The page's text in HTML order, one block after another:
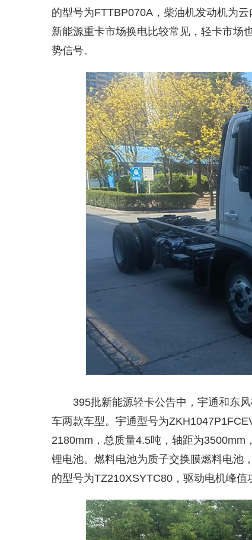
的型号为FTTBP070A，柴油机发动机为
新能源重卡市场换电比较常见，轻卡市场
势信号。
395批新能源轻卡公告中，宇通和东
车两款车型。宇通型号为
2180mm，总质量4.5吨，轴距为
锂电池。燃料电池为质子交换膜燃料电池
的型号为TZ210XSYTC80，驱动电机峰值